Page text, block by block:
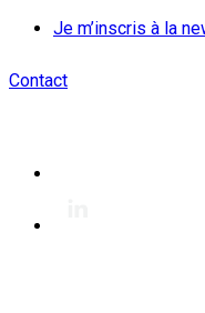
Je m’inscris à la
Contact